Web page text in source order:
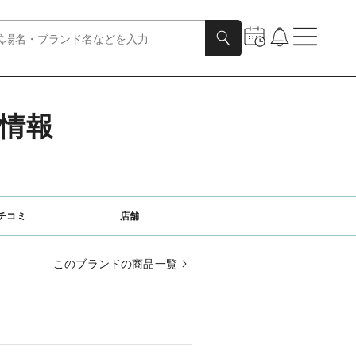
報
コミ 店舗
このブランドの商品一覧